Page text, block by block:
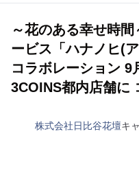
～花のある幸せ時
ービス「ハナノヒ(
コラボレーション 9
3COINS都内店舗に
株式会社日比谷花壇キ